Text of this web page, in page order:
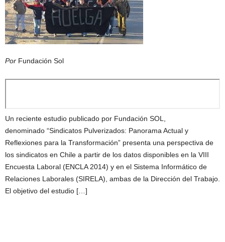
Por Fundación Sol
Un reciente estudio publicado por Fundación SOL,
denominado “Sindicatos Pulverizados: Panorama Actual y
Reflexiones para la Transformación” presenta una perspectiva de
los sindicatos en Chile a partir de los datos disponibles en la VIII
Encuesta Laboral (ENCLA 2014) y en el Sistema Informático de
Relaciones Laborales (SIRELA), ambas de la Dirección del Trabajo.
El objetivo del estudio […]